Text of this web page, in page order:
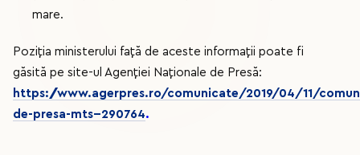
mare.
Poziția ministerului față de aceste informații poate fi
găsită pe site-ul Agenției Naționale de Presă:
https://www.agerpres.ro/comunicate/2019/04/11/
de-presa-mts--290764.